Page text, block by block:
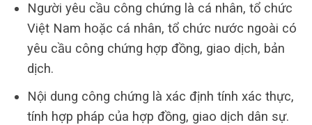
Người yêu cầu công chứng là cá nhân, tổ chức
Việt Nam hoặc cá nhân, tổ chức nước ngoài có
yêu cầu công chứng hợp đồng, giao dịch, bản
dịch.
Nội dung công chứng là xác định tính xác thực,
tính hợp pháp của hợp đồng, giao dịch dân sự.